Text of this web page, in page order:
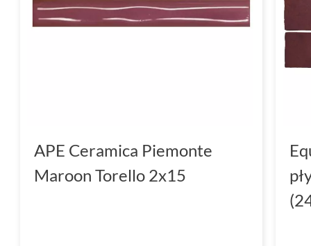
APE Ceramica Piemonte
Maroon Torello 2x15